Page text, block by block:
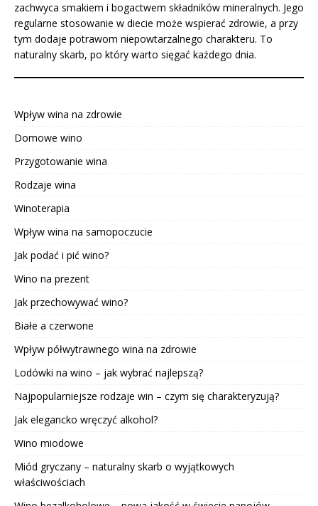
zachwyca smakiem i bogactwem składników mineralnych. Jego
regularne stosowanie w diecie może wspierać zdrowie, a przy
tym dodaje potrawom niepowtarzalnego charakteru. To
naturalny skarb, po który warto sięgać każdego dnia.
Wpływ wina na zdrowie
Domowe wino
Przygotowanie wina
Rodzaje wina
Winoterapia
Wpływ wina na samopoczucie
Jak podać i pić wino?
Wino na prezent
Jak przechowywać wino?
Białe a czerwone
Wpływ półwytrawnego wina na zdrowie
Lodówki na wino – jak wybrać najlepszą?
Najpopularniejsze rodzaje win – czym się charakteryzują?
Jak elegancko wręczyć alkohol?
Wino miodowe
Miód gryczany – naturalny skarb o wyjątkowych
właściwościach